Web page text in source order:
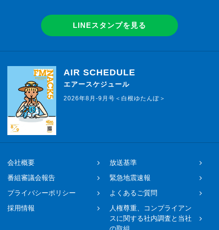
LINEスタンプを見る
AIR SCHEDULE
エアースケジュール
2026年8月-9月号＜白根ゆたんぽ＞
会社概要
放送基準
番組審議会報告
緊急地震速報
プライバシーポリシー
よくあるご質問
採用情報
人権尊重、コンプライアン
スに関する社内調査と当社